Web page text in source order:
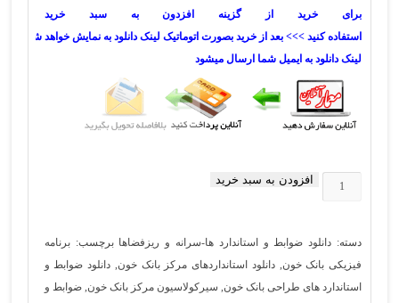
برای خرید از گزینه افزدون به سبد خرید
استفاده کنید >>> بعد از خرید بصورت اتوماتیک لینک دانلود به نمایش خواهد شد
لینک دانلود به ایمیل شما ارسال میشود
دانلود
استاندارد
های
طراحی
افزودن به سبد خرید
دسته: دانلود ضوابط و استاندارد ها-سرانه و ریزفضاها برچسب:برنامه
فیزیکی بانک خون,دانلود استانداردهای مرکز بانک خون, دانلود ضوابط و
استاندارد های طراحی بانک خون, سیرکولاسیون مرکز بانک خون,ضوابط و